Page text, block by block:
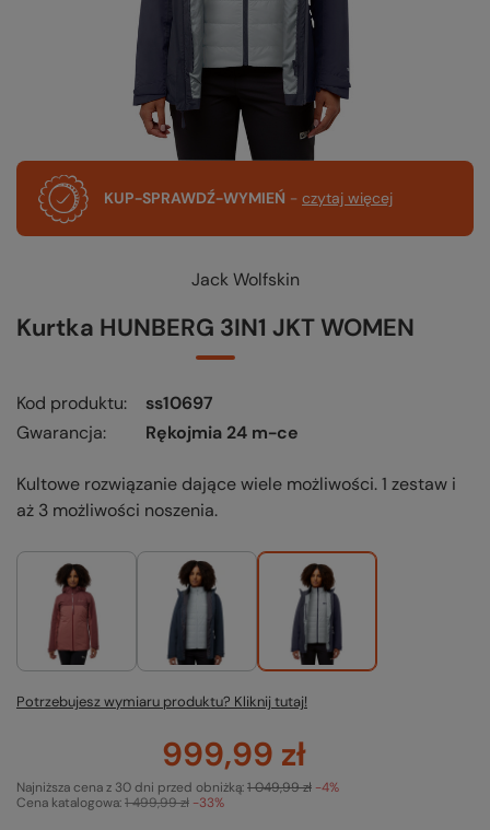
KUP-SPRAWDŹ-WYMIEŃ - czytaj więcej
Jack Wolfskin
Kurtka HUNBERG 3IN1 JKT WOMEN
Kod produktu
ss10697
Gwarancja
Rękojmia 24 m-ce
Kultowe rozwiązanie dające wiele możliwości. 1 zestaw i
aż 3 możliwości noszenia.
Potrzebujesz wymiaru produktu? Kliknij tutaj!
999,99 zł
Cena katalogowa:1 499,99 zł -33%
Najniższa cena z 30 dni przed obniżką:1 049,99 zł -4%